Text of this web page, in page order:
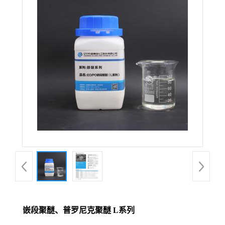
嵌段聚醚、普罗尼克聚醚 L系列